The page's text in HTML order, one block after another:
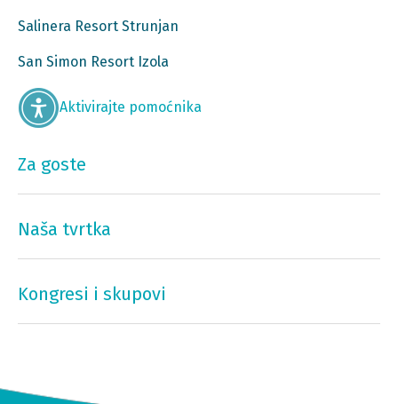
Salinera Resort Strunjan
San Simon Resort Izola
Aktivirajte pomoćnika
Za goste
Naša tvrtka
Kongresi i skupovi